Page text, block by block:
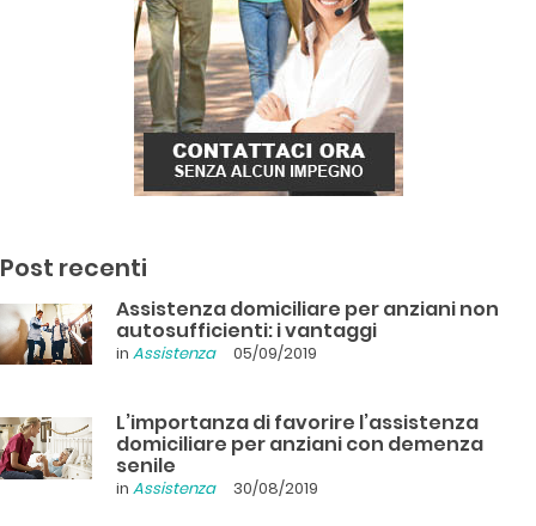
Post recenti
Assistenza domiciliare per anziani non
autosufficienti: i vantaggi
in Assistenza 05/09/2019
L’importanza di favorire l’assistenza
domiciliare per anziani con demenza
senile
in Assistenza 30/08/2019